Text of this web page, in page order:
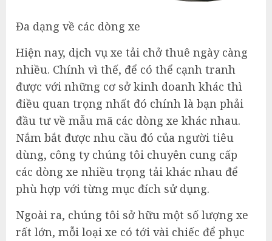
Đa dạng về các dòng xe
Hiện nay, dịch vụ xe tải chở thuê ngày càng
nhiều. Chính vì thế, để có thể cạnh tranh
được với những cơ sở kinh doanh khác thì
điều quan trọng nhất đó chính là bạn phải
đầu tư về mẫu mã các dòng xe khác nhau.
Nắm bắt được nhu cầu đó của người tiêu
dùng, công ty chúng tôi chuyên cung cấp
các dòng xe nhiều trọng tải khác nhau để
phù hợp với từng mục đích sử dụng.
Ngoài ra, chúng tôi sở hữu một số lượng xe
rất lớn, mỗi loại xe có tới vài chiếc để phục